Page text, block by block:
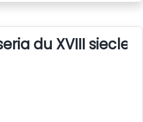
du XVIII siecle